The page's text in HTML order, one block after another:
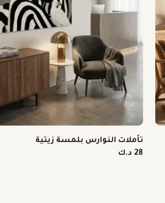
تأملات النوارس بلمسة زيتية
28 د.ك